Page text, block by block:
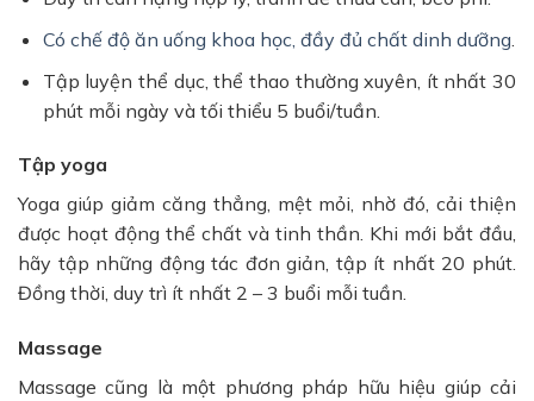
Có chế độ ăn uống khoa học, đầy đủ chất dinh dưỡng
Tập luyện thể dục, thể thao thường xuyên, ít nhất 30
phút mỗi ngày và tối thiểu 5 buổi/tuần.
Tập yoga
Yoga giúp giảm căng thẳng, mệt mỏi, nhờ đó, cải thiện
được hoạt động thể chất và tinh thần. Khi mới bắt đầu,
hãy tập những động tác đơn giản, tập ít nhất 20 phút.
Đồng thời, duy trì ít nhất 2 – 3 buổi mỗi tuần.
Massage
Massage cũng là một phương pháp hữu hiệu giúp cải